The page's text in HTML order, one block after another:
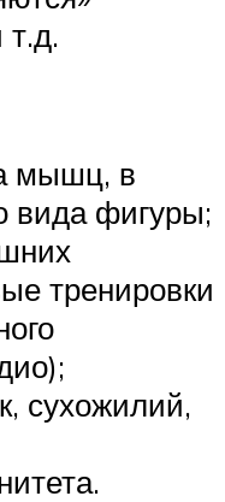
т.д.
мышц, в
вида фигуры;
тренировки
сухожилий,